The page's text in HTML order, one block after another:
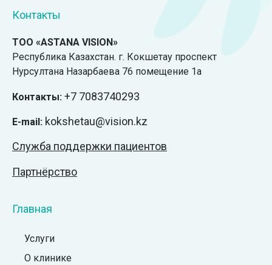
Контакты
ТОО «ASTANA VISION»
Республика Казахстан. г. Кокшетау проспект
Нурсултана Назарбаева 76 помещение 1а
Контакты: +7 7083740293
E-mail: kokshetau@vision.kz
Служба поддержки пациентов
Партнёрство
Главная
Услуги
О клинике